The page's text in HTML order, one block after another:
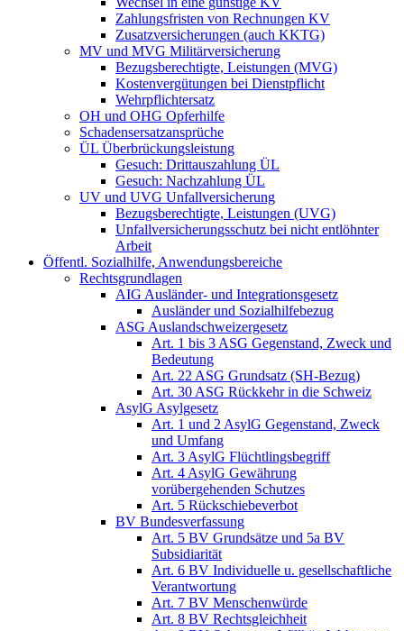
Zahlungsfristen von Rechnungen KV
Zusatzversicherungen (auch KKTG)
MV und MVG Militärversicherung
Bezugsberechtigte, Leistungen (MVG)
Kostenvergütungen bei Dienstpflicht
Wehrpflichtersatz
OH und OHG Opferhilfe
Schadensersatzansprüche
ÜL Überbrückungsleistung
Gesuch: Drittauszahlung ÜL
Gesuch: Nachzahlung ÜL
UV und UVG Unfallversicherung
Bezugsberechtigte, Leistungen (UVG)
Unfallversicherungsschutz bei nicht entlöhnter
Arbeit
Öffentl. Sozialhilfe, Anwendungsbereiche
Rechtsgrundlagen
AIG Ausländer- und Integrationsgesetz
Ausländer und Sozialhilfebezug
ASG Auslandschweizergesetz
Art. 1 bis 3 ASG Gegenstand, Zweck und
Bedeutung
Art. 22 ASG Grundsatz (SH-Bezug)
Art. 30 ASG Rückkehr in die Schweiz
AsylG Asylgesetz
Art. 1 und 2 AsylG Gegenstand, Zweck
und Umfang
Art. 3 AsylG Flüchtlingsbegriff
Art. 4 AsylG Gewährung
vorübergehenden Schutzes
Art. 5 Rückschiebeverbot
BV Bundesverfassung
Art. 5 BV Grundsätze und 5a BV
Subsidiarität
Art. 6 BV Individuelle u. gesellschaftliche
Verantwortung
Art. 7 BV Menschenwürde
Art. 8 BV Rechtsgleichheit